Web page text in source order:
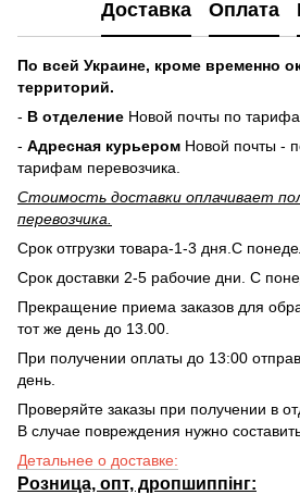
Доставка Оплата
По всей Украине, кроме временно
территорий.
- В отделение Новой почты по
- Адресная курьером Новой почты -
тарифам перевозчика.
Стоимость доставки оплачивает
перевозчика.
Срок отгрузки товара-1-3 дня.С
Срок доставки 2-5 рабочие дни. С
Прекращение приема заказов для
тот же день до 13.00.
При получении оплаты до 13:00
день.
Проверяйте заказы при получении в
В случае повреждения нужно
Детальнее о доставке:
Розница, опт, дропшиппінг: